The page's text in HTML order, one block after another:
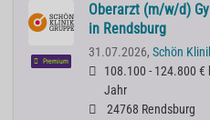
Premium
Oberarzt (m/w/d)
in Rendsburg
31.07.2026, Schön
108.100 - 124.800
Jahr
24768 Rendsburg